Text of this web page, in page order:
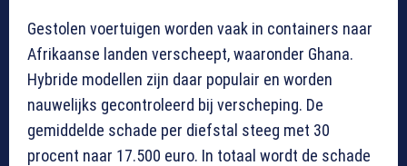
Gestolen voertuigen worden vaak in containers naar
Afrikaanse landen verscheept, waaronder Ghana.
Hybride modellen zijn daar populair en worden
nauwelijks gecontroleerd bij verscheping. De
gemiddelde schade per diefstal steeg met 30
procent naar 17.500 euro. In totaal wordt de schade